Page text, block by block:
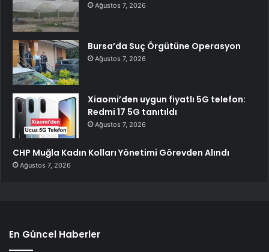
Ağustos 7, 2026
Bursa’da Suç Örgütüne Operasyon
Ağustos 7, 2026
Xiaomi’den uygun fiyatlı 5G telefon:
Redmi 17 5G tanıtıldı
Ağustos 7, 2026
CHP Muğla Kadın Kolları Yönetimi Görevden Alındı
Ağustos 7, 2026
En Güncel Haberler